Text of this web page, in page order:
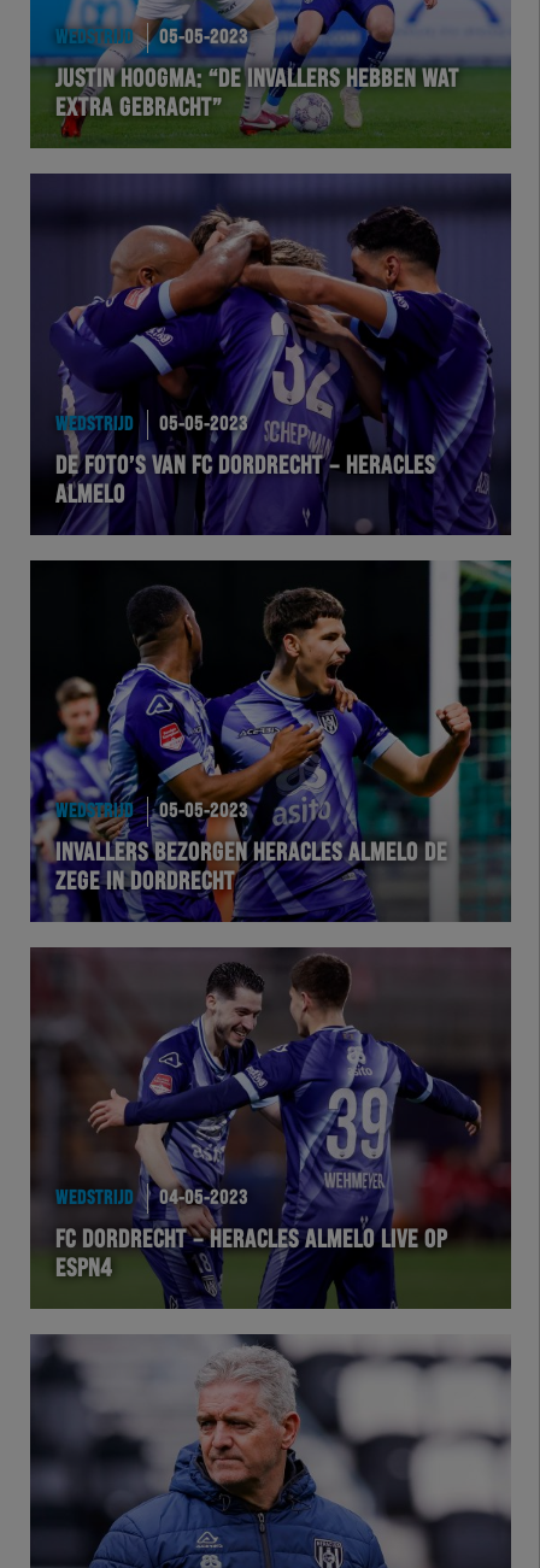
WEDSTRIJD 05-05-2023
JUSTIN HOOGMA: “DE INVALLERS HEBBEN WAT
EXTRA GEBRACHT”
WEDSTRIJD 05-05-2023
DE FOTO’S VAN FC DORDRECHT – HERACLES
ALMELO
WEDSTRIJD 05-05-2023
INVALLERS BEZORGEN HERACLES ALMELO DE
ZEGE IN DORDRECHT
WEDSTRIJD 04-05-2023
FC DORDRECHT – HERACLES ALMELO LIVE OP
ESPN4